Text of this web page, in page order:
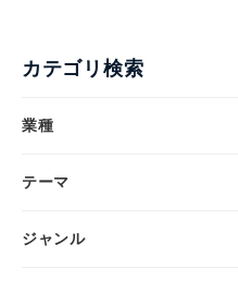
カテゴリ検索
業種
テーマ
ジャンル